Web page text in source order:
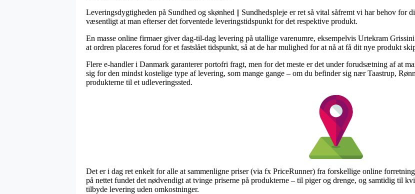
Leveringsdygtigheden på Sundhed og skønhed || Sundhedspleje er ret så vital såfremt vi har behov for
væsentligt at man efterser det forventede leveringstidspunkt for det respektive produkt.
En masse online firmaer giver dag-til-dag levering på utallige varenumre, eksempelvis Urtekram
at ordren placeres forud for et fastslået tidspunkt, så at de har mulighed for at nå at få dit nye produkt
Flere e-handler i Danmark garanterer portofri fragt, men for det meste er det under forudsætning af at
sig for den mindst kostelige type af levering, som mange gange – om du befinder sig nær Taastrup,
produkterne til et udleveringssted.
Det er i dag ret enkelt for alle at sammenligne priser (via fx PriceRunner) fra forskellige online
på nettet fundet det nødvendigt at tvinge priserne på produkterne – til piger og drenge, og samtidig til
tilbyde levering uden omkostninger.